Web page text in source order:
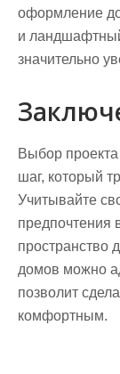
оформление
и
значительно
Выбор
шаг, который
Учитывайте
предпочтения
пространство
домов можно
позволит
комфортным.